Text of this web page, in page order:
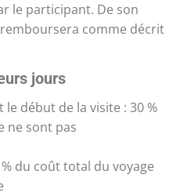
le participant. De son
remboursera comme décrit
jours
début de la visite : 30 %
ne sont pas
du coût total du voyage